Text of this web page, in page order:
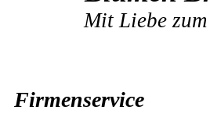
Mit Liebe
Firmenservice